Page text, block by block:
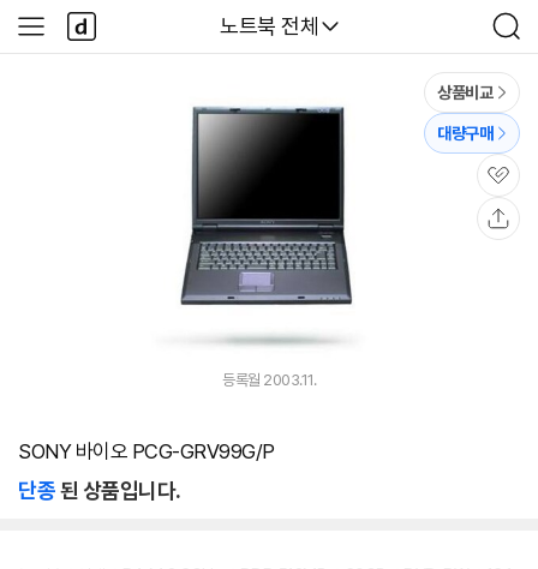
다나와
노트북 전체
검
색
사
이
다
나
와
상품비교
대량구매
관
심
등록월 2003.11.
SONY 바이오 PCG-GRV99G/P
단종된 상품입니다.